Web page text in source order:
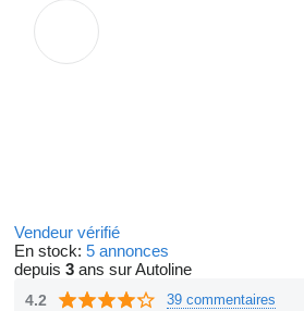
Vendeur vérifié
En stock: 5 annonces
depuis 3 ans sur Autoline
4.2 39 commentaires